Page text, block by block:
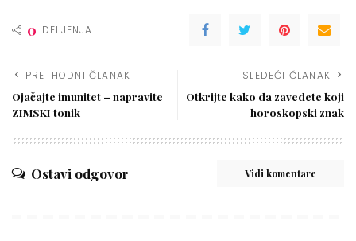
0 DELJENJA
PRETHODNI ČLANAK
Ojačajte imunitet – napravite
ZIMSKI tonik
SLEDEĆI ČLANAK
Otkrijte kako da zavedete koji
horoskopski znak
Ostavi odgovor Vidi komentare